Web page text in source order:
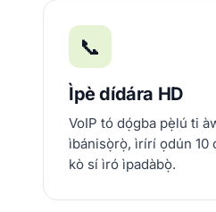
📞
Ìpè dídára HD
VoIP tó dọ́gba pẹ̀lú ti
ìbánisọ̀rọ̀, ìrírí ọdún 10
kò sí ìró ìpadàbọ̀.